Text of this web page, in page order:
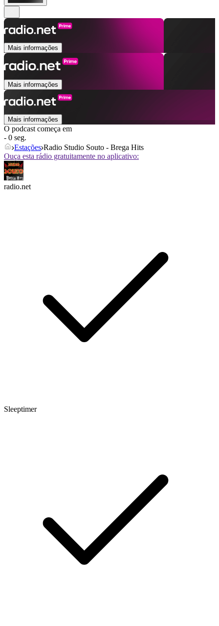
Mais informações
Mais informações
Mais informações
O podcast começa em
- 0 seg.
Estações Radio Studio Souto - Brega Hits
Ouça esta rádio gratuitamente no aplicativo:
radio.net
Sleeptimer